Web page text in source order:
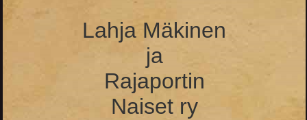
Lahja Mäkinen
ja
Rajaportin
Naiset ry